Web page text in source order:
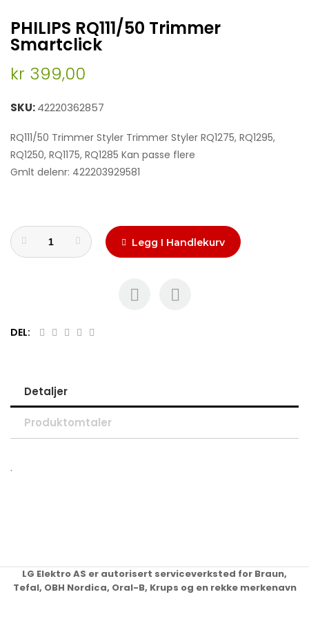
to
the
beginning
of
the
gallery
PHILIPS RQ111/50 Trimmer
Smartclick
kr 399,00
SKU 42220362857
RQ111/50 Trimmer Styler Trimmer Styler RQ1275, RQ1295,
RQ1250, RQ1175, RQ1285 Kan passe flere
Gmlt delenr: 422203929581
Legg I Handlekurv
DEL:
Detaljer
Produktomtaler
.
LG Elektro AS er autorisert serviceverksted for Braun,
Tefal, OBH Nordica, Oral-B, Krups og en rekke merkenavn